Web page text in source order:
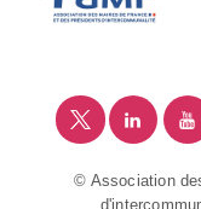
© Association